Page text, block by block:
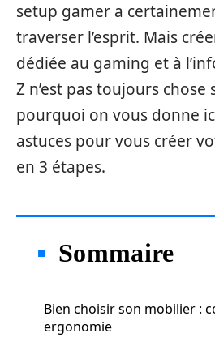
setup gamer a
traverser l’esprit. Mais
dédiée au gaming et à
Z n’est pas toujours chose
pourquoi on vous donne
astuces pour vous créer
en 3 étapes.
Sommaire
Bien choisir son mobilier :
ergonomie